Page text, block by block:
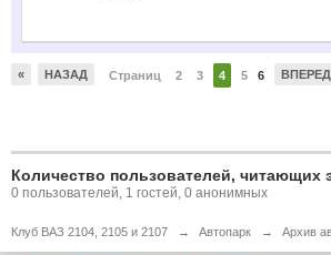
« НАЗАД Страниц 2 3 4 5 6 ВПЕРЕД
Количество пользователей, читающих
0 пользователей, 1 гостей, 0 анонимных
Клуб ВАЗ 2104, 2105 и 2107 → Автопарк → Архив